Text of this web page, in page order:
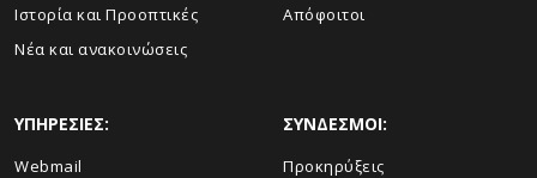
Ιστορία και Προοπτικές
Νέα και ανακοινώσεις
Απόφοιτοι
ΥΠΗΡΕΣΙΕΣ:
Webmail
ΣΥΝΔΕΣΜΟΙ:
Προκηρύξεις